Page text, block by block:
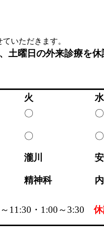
ていただきます。
土曜日の外来診療を休
火 水
〇 〇
〇 〇
瀧川
精神科
11:30・1:00～3:30